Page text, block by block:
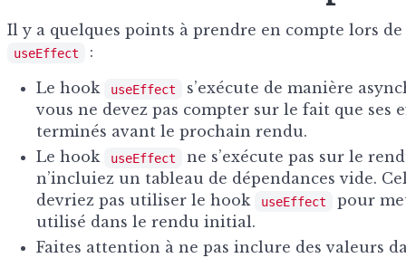
Il y a quelques points à prendre en compte lors
useEffect
:
Le hook
useEffect
s’exécute de manière
vous ne devez pas compter sur le fait que ses
terminés avant le prochain rendu.
Le hook
useEffect
ne s’exécute pas sur le
n’incluiez un tableau de dépendances vide.
devriez pas utiliser le hook
useEffect
pour
utilisé dans le rendu initial.
Faites attention à ne pas inclure des valeurs